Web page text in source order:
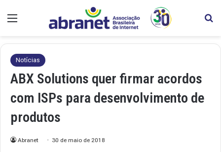
Notícias
ABX Solutions quer firmar acordos
com ISPs para desenvolvimento de
produtos
Abranet 30 de maio de 2018